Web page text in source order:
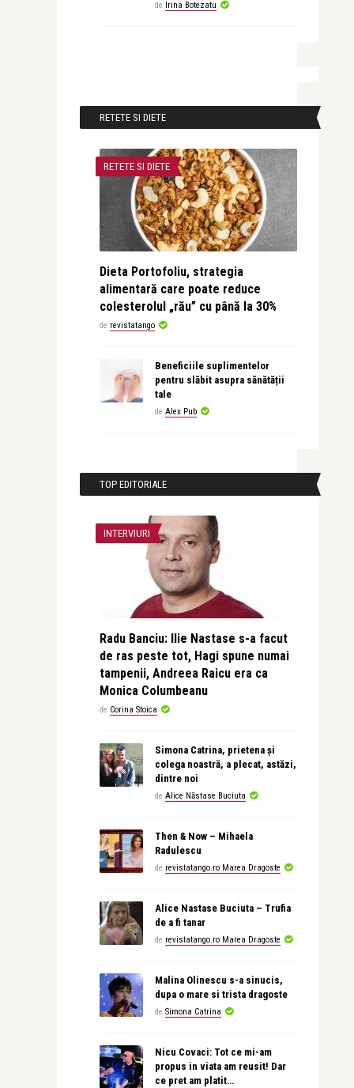
de Irina Botezatu
RETETE SI DIETE
RETETE SI DIETE
Dieta Portofoliu, strategia
alimentară care poate reduce
colesterolul „rău” cu până la 30%
de revistatango
Beneficiile suplimentelor
pentru slăbit asupra sănătății
tale
de Alex Pub
TOP EDITORIALE
INTERVIURI
Radu Banciu: Ilie Nastase s-a facut
de ras peste tot, Hagi spune numai
tampenii, Andreea Raicu era ca
Monica Columbeanu
de Corina Stoica
Simona Catrina, prietena și
colega noastră, a plecat, astăzi,
dintre noi
de Alice Năstase Buciuta
Then & Now – Mihaela
Radulescu
de revistatango.ro Marea Dragoste
Alice Nastase Buciuta – Trufia
de a fi tanar
de revistatango.ro Marea Dragoste
Malina Olinescu s-a sinucis,
dupa o mare si trista dragoste
de Simona Catrina
Nicu Covaci: Tot ce mi-am
propus in viata am reusit! Dar
ce pret am platit…